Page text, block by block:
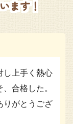
ます！
し上手く熱心
合格した。
りがとうござ